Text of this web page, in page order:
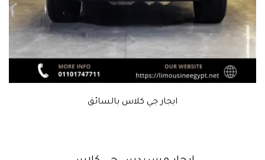
ايجار جي كلاس بالسائق